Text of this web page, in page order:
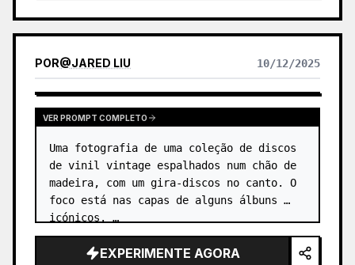
POR@JARED LIU 10/12/2025
VER PROMPT COMPLETO
Uma fotografia de uma coleção de discos
de vinil vintage espalhados num chão de
madeira, com um gira-discos no canto. O
foco está nas capas de alguns álbuns
icónicos. …
EXPERIMENTE AGORA